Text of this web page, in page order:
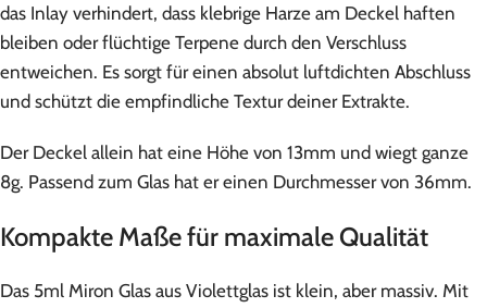
das Inlay verhindert, dass klebrige Harze am Deckel haften
bleiben oder flüchtige Terpene durch den Verschluss
entweichen. Es sorgt für einen absolut luftdichten Abschluss
und schützt die empfindliche Textur deiner Extrakte.
Der Deckel allein hat eine Höhe von 13mm und wiegt ganze
8g. Passend zum Glas hat er einen Durchmesser von 36mm.
Kompakte Maße für maximale Qualität
Das 5ml Miron Glas aus Violettglas ist klein, aber massiv. Mit